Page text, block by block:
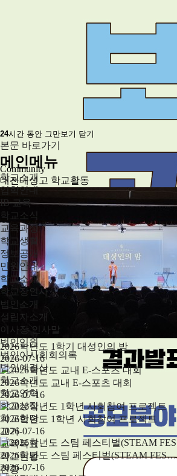
24시간 동안 그만보기 닫기
본문 바로가기
메인메뉴
학교소개
입학안내
IB 교육
학교소식
교육과정
학교생활
정보공개
민원안내
학교소개
학교장인사
법인소개
설립자소개
이사장 인사말
법인임원
법인이사회회의록
법인예결산
학교소개
학교연혁
학교상징
학교헌장
교가
교육목표
학교현황
현황
Community
대전대성고 학교활동
2026학년도 1학기 대성인의 밤
2026-07-16
2026학년도 교내 E-스포츠 대회
2026-07-16
2026학년도 1학년 사회참여 프로젝트
2026-07-16
2026학년도 스팀 페스티벌(STEAM FES…
2026-07-16